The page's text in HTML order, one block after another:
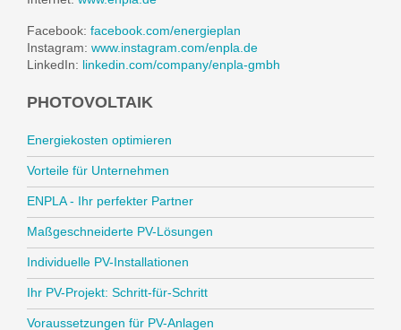
Facebook: facebook.com/energieplan
Instagram: www.instagram.com/enpla.de
LinkedIn: linkedin.com/company/enpla-gmbh
PHOTOVOLTAIK
Energiekosten optimieren
Vorteile für Unternehmen
ENPLA - Ihr perfekter Partner
Maßgeschneiderte PV-Lösungen
Individuelle PV-Installationen
Ihr PV-Projekt: Schritt-für-Schritt
Voraussetzungen für PV-Anlagen